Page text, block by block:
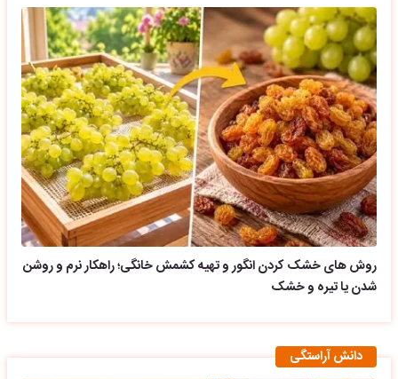
روش های خشک کردن انگور و تهیه کشمش خانگی؛ راهکار نرم و روشن
شدن یا تیره و خشک
دانش آراستگی